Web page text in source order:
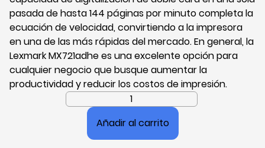
pasada de hasta 144 páginas por minuto completa la
ecuación de velocidad, convirtiendo a la impresora
en una de las más rápidas del mercado. En general, la
Lexmark MX721adhe es una excelente opción para
cualquier negocio que busque aumentar la
productividad y reducir los costos de impresión.
Impresora
Multifuncional
Lexmark
MX721,
Añadir al carrito